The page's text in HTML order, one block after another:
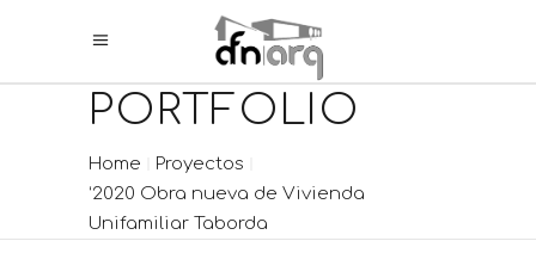
PORTFOLIO
Home
Proyectos
‘2020 Obra nueva de Vivienda
Unifamiliar Taborda